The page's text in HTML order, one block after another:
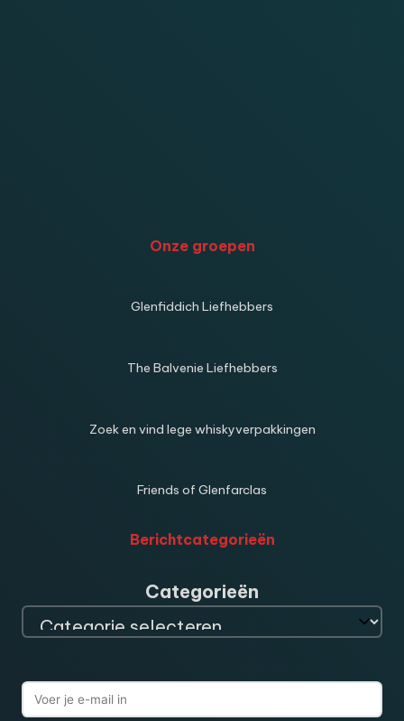
Onze groepen
Glenfiddich Liefhebbers
The Balvenie Liefhebbers
Zoek en vind lege whiskyverpakkingen
Friends of Glenfarclas
Berichtcategorieën
Categorieën